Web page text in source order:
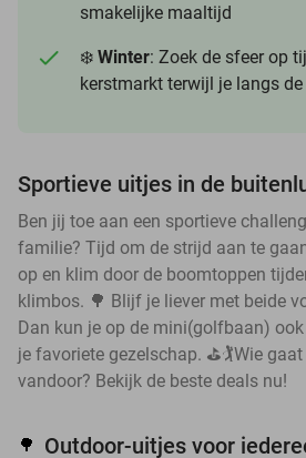
smakelijke maaltijd
❄️ Winter: Zoek de sfeer op
kerstmarkt terwijl je langs
Sportieve uitjes in de
Ben jij toe aan een sportieve
familie? Tijd om de strijd aan te
op en klim door de boomtoppen
klimbos. 🌳 Blijf je liever met beide
Dan kun je op de mini(golfbaan)
je favoriete gezelschap. ⛳🏌️Wie
vandoor? Bekijk de beste deals nu!
🌳 Outdoor-uitjes voor